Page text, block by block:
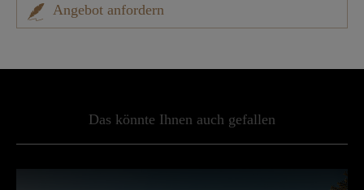
Angebot anfordern
Das könnte Ihnen auch gefallen